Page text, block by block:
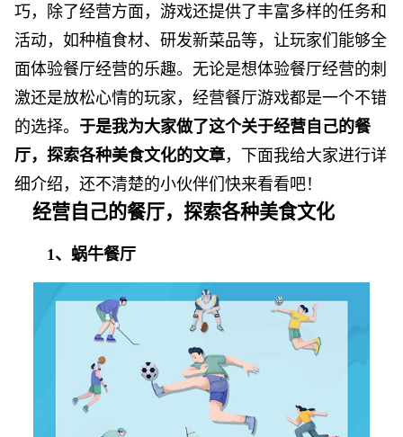
巧，除了经营方面，游戏还提供了丰富多样的任务和
活动，如种植食材、研发新菜品等，让玩家们能够全
面体验餐厅经营的乐趣。无论是想体验餐厅经营的刺
激还是放松心情的玩家，经营餐厅游戏都是一个不错
的选择。 于是我为大家做了这个关于经营自己的餐
厅，探索各种美食文化的文章，下面我给大家进行详
细介绍，还不清楚的小伙伴们快来看看吧！
经营自己的餐厅，探索各种美食文化
1、蜗牛餐厅